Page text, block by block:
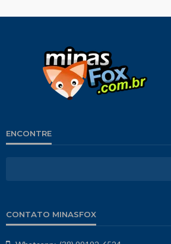
ENCONTRE
CONTATO MINASFOX